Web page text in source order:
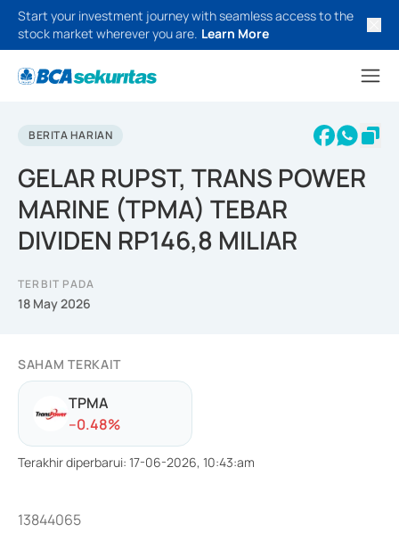
Start your investment journey with seamless access to the
stock market wherever you are. Learn More
BERITA HARIAN
GELAR RUPST, TRANS POWER
MARINE (TPMA) TEBAR
DIVIDEN RP146,8 MILIAR
TERBIT PADA
18 May 2026
SAHAM TERKAIT
TPMA
--0.48%
Terakhir diperbarui: 17-06-2026, 10:43:am
13844065